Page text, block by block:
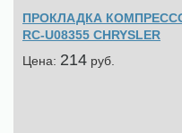
ПРОКЛАДКА
RC-U08355 CHRYSLER
Цена: 214 pуб.